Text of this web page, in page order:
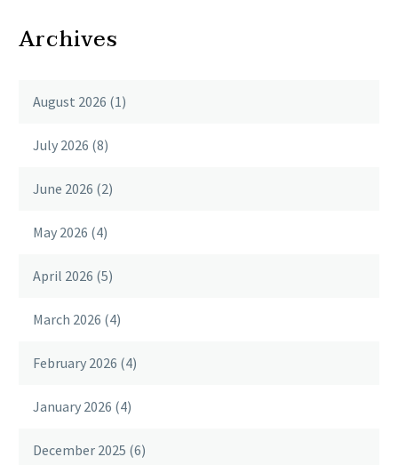
Archives
August 2026 (1)
July 2026 (8)
June 2026 (2)
May 2026 (4)
April 2026 (5)
March 2026 (4)
February 2026 (4)
January 2026 (4)
December 2025 (6)